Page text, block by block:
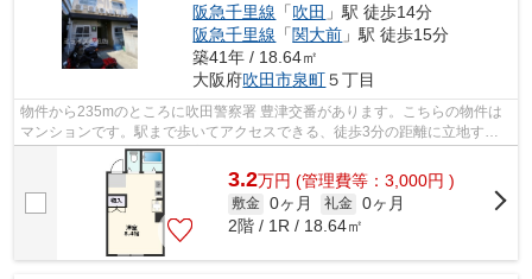
阪急千里線 「吹田 」駅 徒歩14分
阪急千里線 「関大前 」駅 徒歩15分
築41年 / 18.64㎡
大阪府吹田市泉町５丁目
物件から235mのところに吹田警察署 豊津交番があります。こちらの物件は
マンションです。駅まで歩いてアクセスできる、徒歩3分の距離に立地する
物件です。頑強で信頼性の高い鉄骨造の...
3.2万円 (管理費等：3,000円 )
敷金 0ヶ月 礼金 0ヶ月
2階 / 1R / 18.64㎡